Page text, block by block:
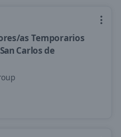
as Temporarios
Carlos de